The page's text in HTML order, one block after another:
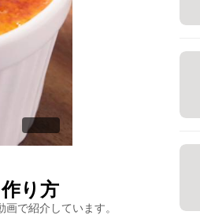
り方
で紹介しています。